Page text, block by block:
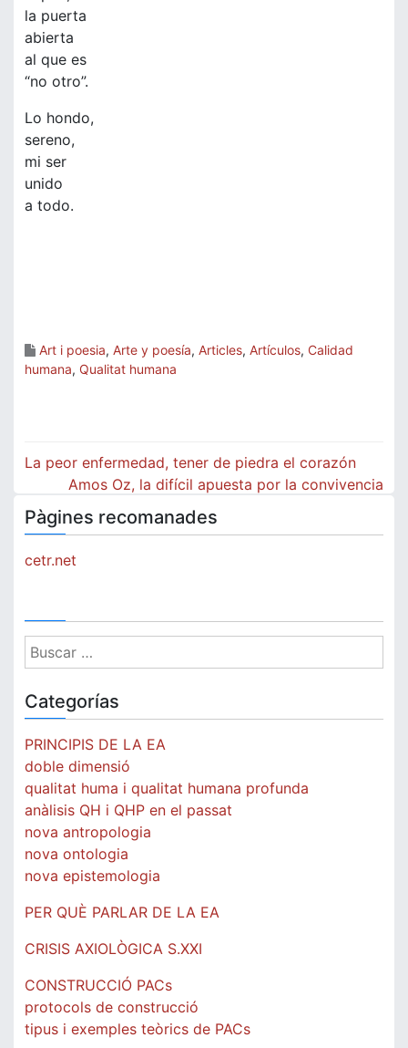
la puerta
abierta
al que es
“no otro”.
Lo hondo,
sereno,
mi ser
unido
a todo.
Art i poesia, Arte y poesía, Articles, Artículos, Calidad
humana, Qualitat humana
Navegación
entradas
La peor enfermedad, tener de piedra el corazón
Amos Oz, la difícil apuesta por la convivencia
Pàgines recomanades
cetr.net
Buscar:
Categorías
PRINCIPIS DE LA EA
doble dimensió
qualitat huma i qualitat humana profunda
anàlisis QH i QHP en el passat
nova antropologia
nova ontologia
nova epistemologia
PER QUÈ PARLAR DE LA EA
CRISIS AXIOLÒGICA S.XXI
CONSTRUCCIÓ PACs
protocols de construcció
tipus i exemples teòrics de PACs